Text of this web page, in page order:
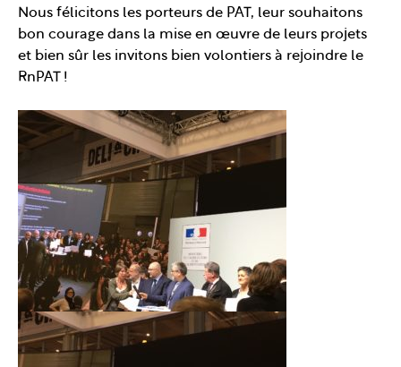
Nous félicitons les porteurs de PAT, leur souhaitons
bon courage dans la mise en œuvre de leurs projets
et bien sûr les invitons bien volontiers à rejoindre le
RnPAT !